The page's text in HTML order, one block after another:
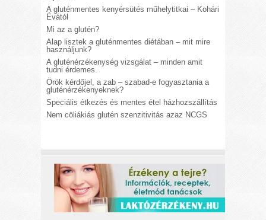
A gluténmentes kenyérsütés műhelytitkai – Kohári
Évától
Mi az a glutén?
Alap lisztek a gluténmentes diétában – mit mire
használjunk?
A gluténérzékenység vizsgálat – minden amit
tudni érdemes.
Örök kérdőjel, a zab – szabad-e fogyasztania a
gluténérzékenyeknek?
Speciális étkezés és mentes étel házhozszállítás
Nem cöliákiás glutén szenzitivitás azaz NCGS